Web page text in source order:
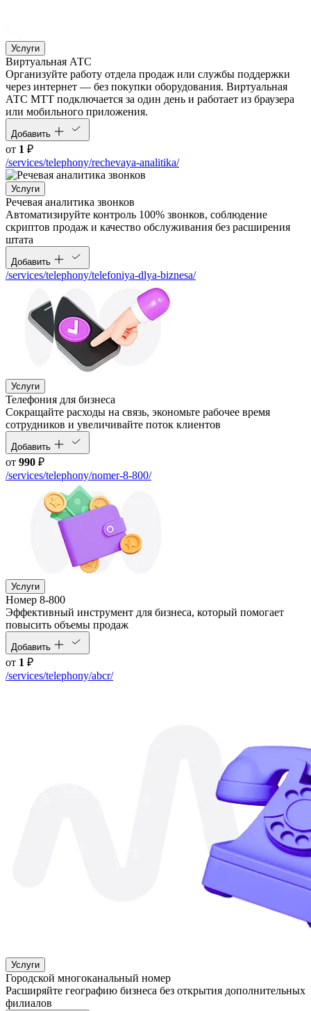
Услуги
Виртуальная АТС
Организуйте работу отдела продаж или службы поддержки
через интернет — без покупки оборудования. Виртуальная
АТС МТТ подключается за один день и работает из браузера
или мобильного приложения.
Добавить
от 1 ₽
/services/telephony/rechevaya-analitika/
Услуги
Речевая аналитика звонков
Автоматизируйте контроль 100% звонков, соблюдение
скриптов продаж и качество обслуживания без расширения
штата
Добавить
/services/telephony/telefoniya-dlya-biznesa/
Услуги
Телефония для бизнеса
Cокращайте расходы на связь, экономьте рабочее время
сотрудников и увеличивайте поток клиентов
Добавить
от 990 ₽
/services/telephony/nomer-8-800/
Услуги
Номер 8-800
Эффективный инструмент для бизнеса, который помогает
повысить объемы продаж
Добавить
от 1 ₽
/services/telephony/abcr/
Услуги
Городской многоканальный номер
Расширяйте географию бизнеса без открытия дополнительных
филиалов